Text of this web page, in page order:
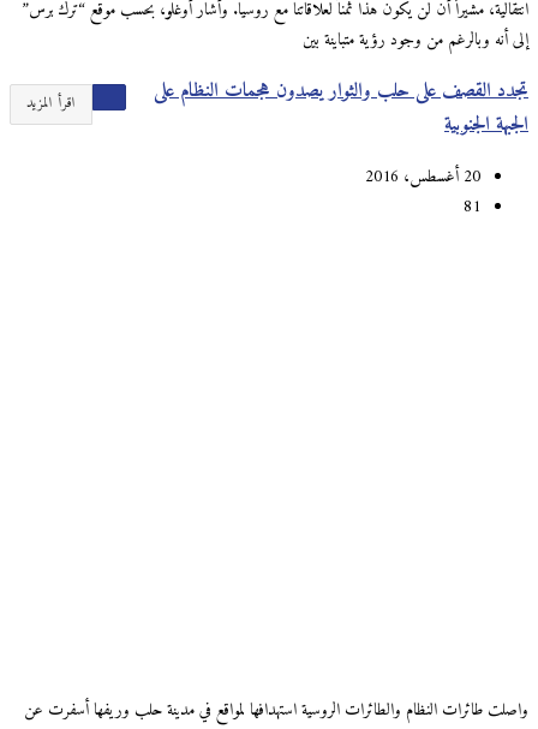
انتقالية، مشيراً أن لن يكون هذا ثمناً لعلاقاتنا مع روسيا. وأشار أوغلو، بحسب موقع “ترك برس”
إلى أنه وبالرغم من وجود رؤية متباينة بين
اقرأ المزيد
تجدد القصف على حلب والثوار يصدون هجمات النظام على
الجبهة الجنوبية
20 أغسطس، 2016
81
واصلت طائرات النظام والطائرات الروسية استهدافها لمواقع في مدينة حلب وريفها أسفرت عن